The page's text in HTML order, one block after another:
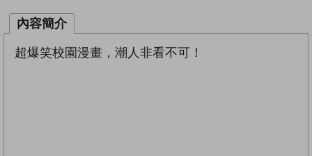
內容簡介
超爆笑校園漫畫，潮人非看不可！